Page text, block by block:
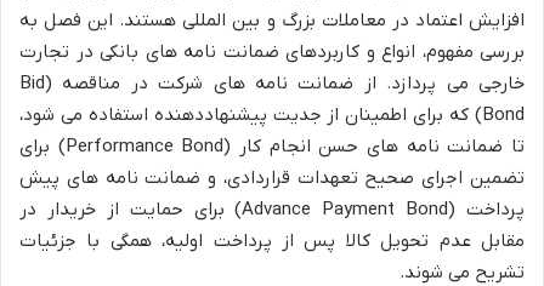
افزایش اعتماد در معاملات بزرگ و بین المللی هستند. این فصل به
بررسی مفهوم، انواع و کاربردهای ضمانت نامه های بانکی در تجارت
خارجی می پردازد. از ضمانت نامه های شرکت در مناقصه (Bid
Bond) که برای اطمینان از جدیت پیشنهاددهنده استفاده می شود،
تا ضمانت نامه های حسن انجام کار (Performance Bond) برای
تضمین اجرای صحیح تعهدات قراردادی، و ضمانت نامه های پیش
پرداخت (Advance Payment Bond) برای حمایت از خریدار در
مقابل عدم تحویل کالا پس از پرداخت اولیه، همگی با جزئیات
تشریح می شوند.